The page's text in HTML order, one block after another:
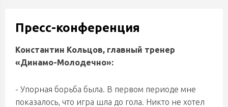
Пресс-конференция
Константин Кольцов, главный тренер
«Динамо-Молодечно»:
- Упорная борьба была. В первом периоде мне
показалось, что игра шла до гола. Никто не хотел